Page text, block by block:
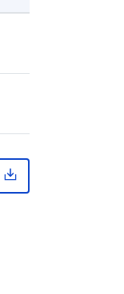
30